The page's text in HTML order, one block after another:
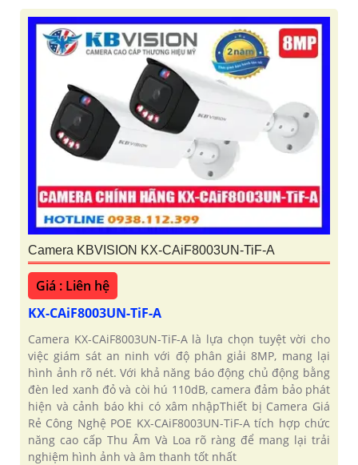
Camera KBVISION KX-CAiF8003UN-TiF-A
Giá : Liên hệ
KX-CAiF8003UN-TiF-A
Camera KX-CAiF8003UN-TiF-A là lựa chọn tuyệt vời cho
việc giám sát an ninh với độ phân giải 8MP, mang lại
hình ảnh rõ nét. Với khả năng báo động chủ động bằng
đèn led xanh đỏ và còi hú 110dB, camera đảm bảo phát
hiện và cảnh báo khi có xâm nhậpThiết bị Camera Giá
Rẻ Công Nghệ POE KX-CAiF8003UN-TiF-A tích hợp chức
năng cao cấp Thu Âm Và Loa rõ ràng để mang lại trải
nghiệm hình ảnh và âm thanh tốt nhất